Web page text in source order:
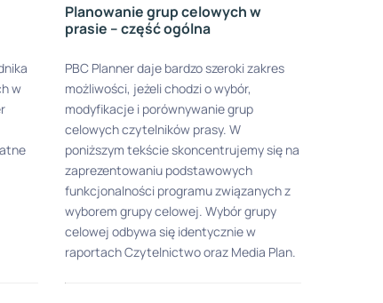
w
Planowanie grup celowych w
prasie – część ogólna
PBC Planner daje bardzo szeroki zakres
możliwości, jeżeli chodzi o wybór,
modyfikacje i porównywanie grup
celowych czytelników prasy. W
poniższym tekście skoncentrujemy się na
zaprezentowaniu podstawowych
funkcjonalności programu związanych z
wyborem grupy celowej. Wybór grupy
celowej odbywa się identycznie w
raportach Czytelnictwo oraz Media Plan.